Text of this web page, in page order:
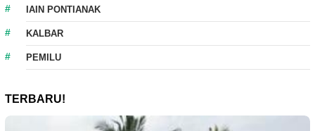
IAIN PONTIANAK
KALBAR
PEMILU
TERBARU!